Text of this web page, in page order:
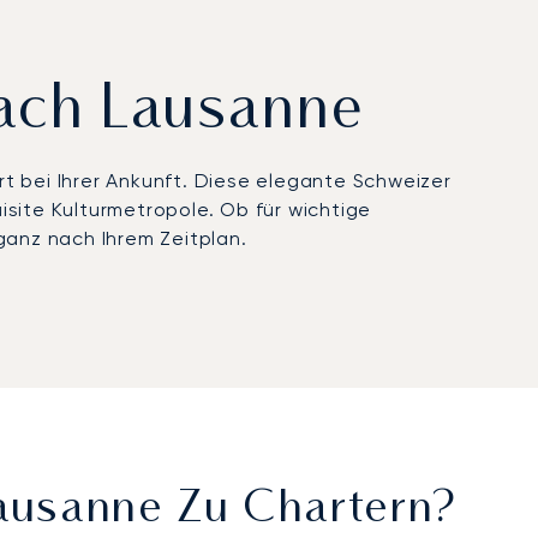
Lausanne
bei Ihrer Ankunft. Diese elegante Schweizer
Kulturmetropole. Ob für wichtige
nach Ihrem Zeitplan.
genau an Ihre Bedürfnisse an. An Bord
Zu Chartern?